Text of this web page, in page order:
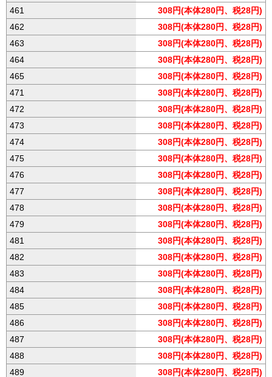
461
308円(本体280円、税28円)
462
308円(本体280円、税28円)
463
308円(本体280円、税28円)
464
308円(本体280円、税28円)
465
308円(本体280円、税28円)
471
308円(本体280円、税28円)
472
308円(本体280円、税28円)
473
308円(本体280円、税28円)
474
308円(本体280円、税28円)
475
308円(本体280円、税28円)
476
308円(本体280円、税28円)
477
308円(本体280円、税28円)
478
308円(本体280円、税28円)
479
308円(本体280円、税28円)
481
308円(本体280円、税28円)
482
308円(本体280円、税28円)
483
308円(本体280円、税28円)
484
308円(本体280円、税28円)
485
308円(本体280円、税28円)
486
308円(本体280円、税28円)
487
308円(本体280円、税28円)
488
308円(本体280円、税28円)
489
308円(本体280円、税28円)